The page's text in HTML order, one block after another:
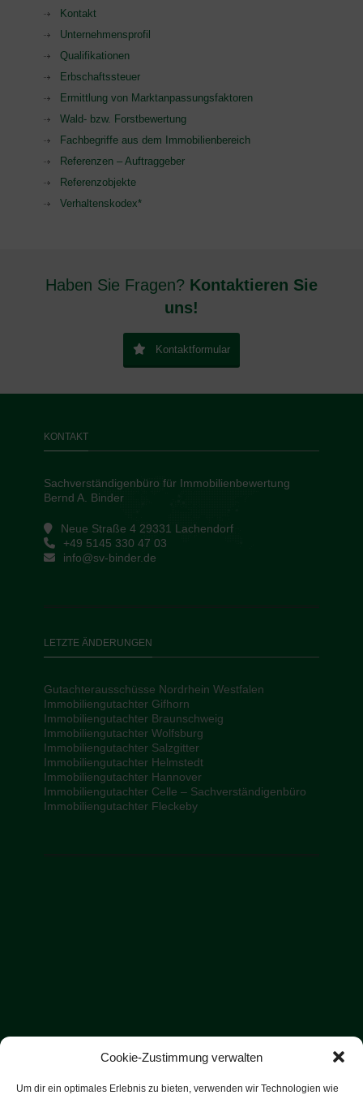
Cookie-Zustimmung verwalten
Um dir ein optimales Erlebnis zu bieten, verwenden wir Technologien wie
Kontakt
Unternehmensprofil
Qualifikationen
Erbschaftssteuer
Ermittlung von Marktanpassungsfaktoren
Wald- bzw. Forstbewertung
Fachbegriffe aus dem Immobilienbereich
Referenzen – Auftraggeber
Referenzobjekte
Verhaltenskodex*
Haben Sie Fragen? Kontaktieren Sie
uns!
Kontaktformular
KONTAKT
Sachverständigenbüro für Immobilienbewertung
Bernd A. Binder
Neue Straße 4 29331 Lachendorf
+49 5145 330 47 03
info@sv-binder.de
LETZTE ÄNDERUNGEN
Gutachterausschüsse Nordrhein Westfalen
Immobiliengutachter Gifhorn
Immobiliengutachter Braunschweig
Immobiliengutachter Wolfsburg
Immobiliengutachter Salzgitter
Immobiliengutachter Helmstedt
Immobiliengutachter Hannover
Immobiliengutachter Celle – Sachverständigenbüro
Immobiliengutachter Fleckeby